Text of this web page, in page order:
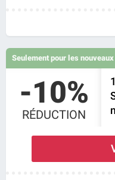
Seulement pour les
-10%
RÉDUCTION